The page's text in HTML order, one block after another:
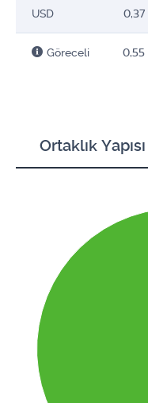
USD 0,37
Göreceli 0,55
Ortaklık Yapısı